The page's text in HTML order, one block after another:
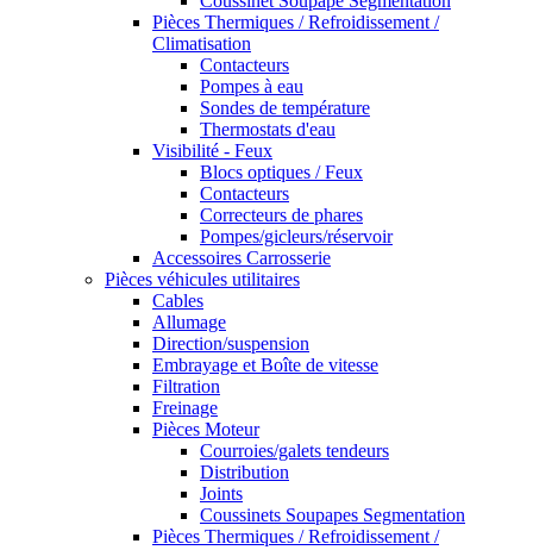
Pièces Thermiques / Refroidissement /
Climatisation
Contacteurs
Pompes à eau
Sondes de température
Thermostats d'eau
Visibilité - Feux
Blocs optiques / Feux
Contacteurs
Correcteurs de phares
Pompes/gicleurs/réservoir
Accessoires Carrosserie
Pièces véhicules utilitaires
Cables
Allumage
Direction/suspension
Embrayage et Boîte de vitesse
Filtration
Freinage
Pièces Moteur
Courroies/galets tendeurs
Distribution
Joints
Coussinets Soupapes Segmentation
Pièces Thermiques / Refroidissement /